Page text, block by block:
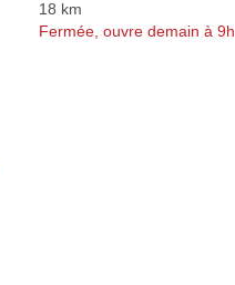
18 km
Fermée, ouvre demain à 9h